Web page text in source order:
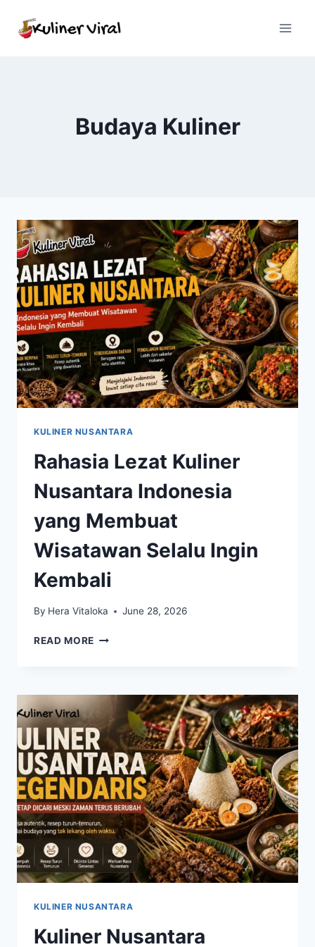
Budaya Kuliner
KULINER NUSANTARA
Rahasia Lezat Kuliner
Nusantara Indonesia
yang Membuat
Wisatawan Selalu Ingin
Kembali
By Hera Vitaloka June 28, 2026
READ MORE RAHASIA
INDONESIA
YANG
MEMBUAT
WISATAWAN
SELALU
INGIN
KEMBALI
KULINER NUSANTARA
Kuliner Nusantara